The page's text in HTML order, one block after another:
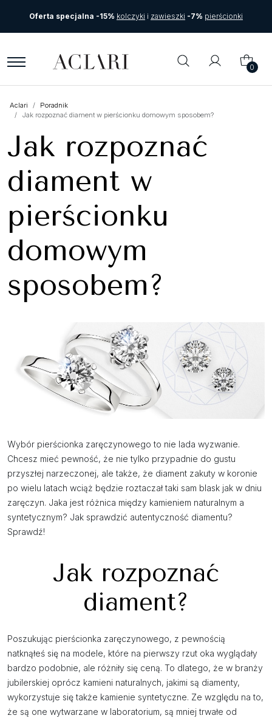
Oferta specjalna -15% kolczyki i zawieszki -7% pierścionki
0
Aclari
Poradnik
Jak rozpoznać diament w pierścionku domowym sposobem?
Jak rozpoznać
diament w
pierścionku
domowym
sposobem?
Wybór pierścionka zaręczynowego to nie lada wyzwanie.
Chcesz mieć pewność, że nie tylko przypadnie do gustu
przyszłej narzeczonej, ale także, że diament zakuty w koronie
po wielu latach wciąż będzie roztaczał taki sam blask jak w dniu
zaręczyn. Jaka jest różnica między kamieniem naturalnym a
syntetycznym? Jak sprawdzić autentyczność diamentu?
Sprawdź!
Jak rozpoznać
diament?
Poszukując pierścionka zaręczynowego, z pewnością
natknąłeś się na modele, które na pierwszy rzut oka wyglądały
bardzo podobnie, ale różniły się ceną. To dlatego, że w branży
jubilerskiej oprócz kamieni naturalnych, jakimi są diamenty,
wykorzystuje się także kamienie syntetyczne. Ze względu na to,
że są one wytwarzane w laboratorium, są mniej trwałe od